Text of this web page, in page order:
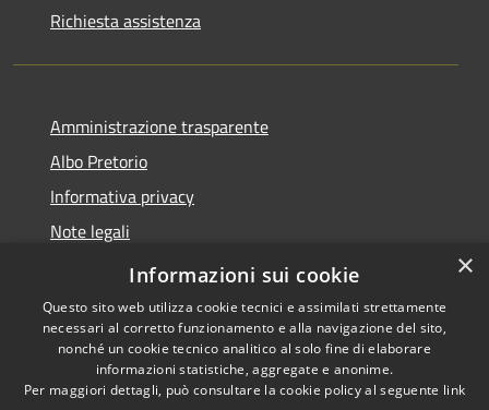
Richiesta assistenza
Amministrazione trasparente
Albo Pretorio
Informativa privacy
Note legali
Dichiarazione di accessibilità
Accessibilità
Copyright © 2026 • Comune di
Scilla • Powered by
×
Informazioni sui cookie
Questo sito web utilizza cookie tecnici e assimilati strettamente
necessari al corretto funzionamento e alla navigazione del sito,
nonché un cookie tecnico analitico al solo fine di elaborare
informazioni statistiche, aggregate e anonime.
Per maggiori dettagli, può consultare la cookie policy al seguente link